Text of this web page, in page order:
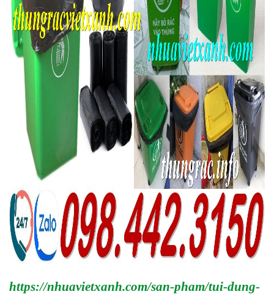
https://nhuavietxanh.com/san-pham/tui-dung-